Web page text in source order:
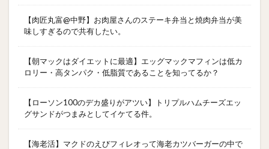
【肉匠丸富@中野】お肉屋さんのステーキ弁当と焼肉弁当が美
味しすぎるので共有したい。
【朝マックはダイエットに最適】エッグマックマフィンは低カ
ロリー・高タンパク・低脂質であることを知ってるか？
【ローソン100のデカ盛りがアツい】トリプルハムチーズエッ
グサンドがつまみとしてイケてる件。
【海老活】マクドのえびフィレオって海老カツバーガーの中で